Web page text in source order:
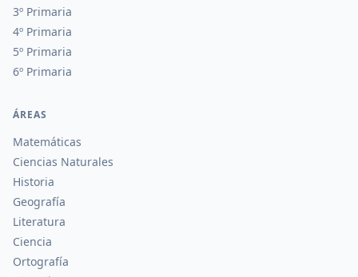
3º Primaria
4º Primaria
5º Primaria
6º Primaria
ÁREAS
Matemáticas
Ciencias Naturales
Historia
Geografía
Literatura
Ciencia
Ortografía